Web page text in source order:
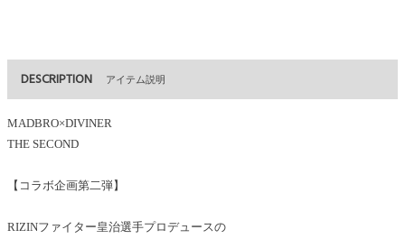
DESCRIPTION アイテム説明
MADBRO×DIVINER
THE SECOND
【コラボ企画第二弾】
RIZINファイター皇治選手プロデュースの